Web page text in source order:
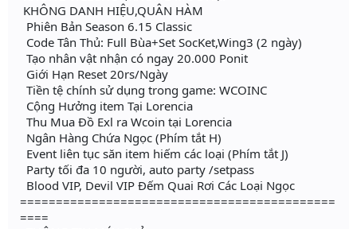
KHÔNG DANH HIỆU,QUÂN HÀM
Phiên Bản Season 6.15 Classic
Code Tân Thủ: Full Bùa+Set SocKet,Wing3 (2 ngày)
Tạo nhân vật nhận có ngay 20.000 Ponit
Giới Hạn Reset 20rs/Ngày
Tiền tệ chính sử dụng trong game: WCOINC
Cộng Hưởng item Tại Lorencia
Thu Mua Đồ Exl ra Wcoin tại Lorencia
Ngân Hàng Chứa Ngọc (Phím tắt H)
Event liên tục săn item hiếm các loại (Phím tắt J)
Party tối đa 10 người, auto party /setpass
Blood VIP, Devil VIP Đếm Quai Rơi Các Loại Ngọc
============================================
====